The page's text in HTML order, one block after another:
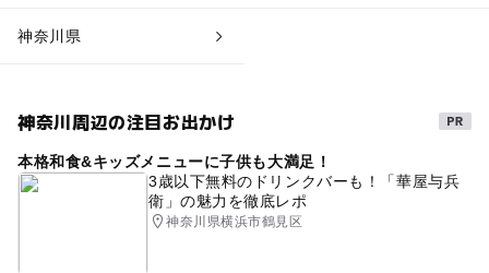
神奈川県
神奈川周辺の注目お出かけ
本格和食&キッズメニューに子供も大満足！
3歳以下無料のドリンクバーも！「華屋与兵
衛」の魅力を徹底レポ
神奈川県横浜市鶴見区